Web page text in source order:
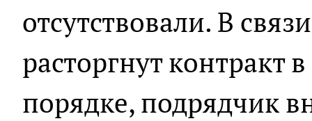
отсутствовали. В
расторгнут контракт
порядке, подрядчик